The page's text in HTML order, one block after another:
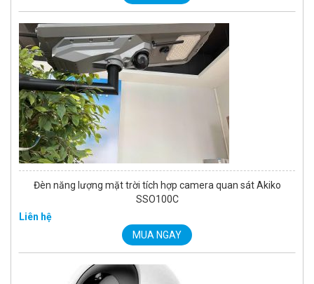
Đèn năng lượng mặt trời tích hợp camera quan sát Akiko
SSO100C
Liên hệ
MUA NGAY